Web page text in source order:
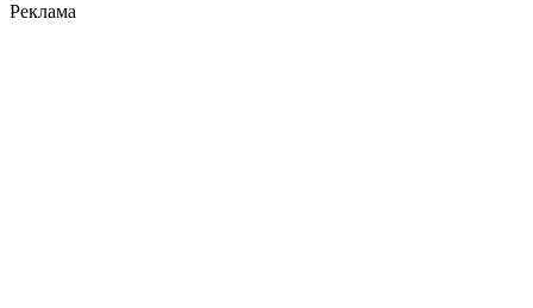
Реклама